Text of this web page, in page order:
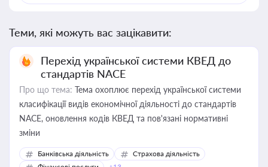
Теми, які можуть вас зацікавити:
Перехід української системи КВЕД до
стандартів NACE
Про що тема: Тема охоплює перехід української системи
класифікації видів економічної діяльності до стандартів
NACE, оновлення кодів КВЕД та пов'язані нормативні
зміни
Банківська діяльність
Страхова діяльність